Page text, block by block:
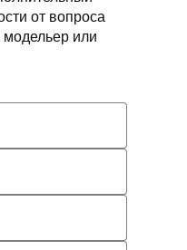
от вопроса
или